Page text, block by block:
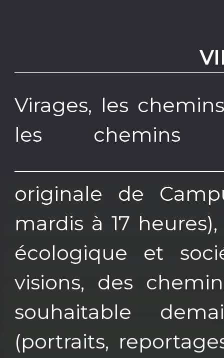
Virages, les
les chemins
originale de
mardis à 17
écologique et
visions, des
souhaitable
(portraits,